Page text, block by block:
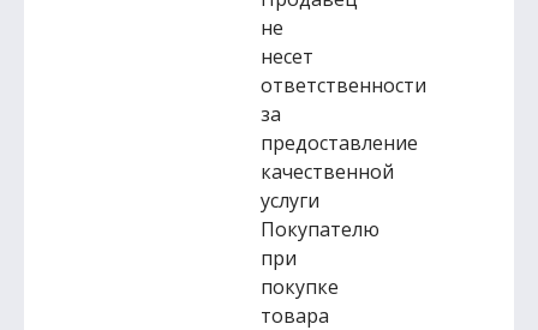
не
несет
ответственности
за
предоставление
качественной
услуги
Покупателю
при
покупке
товара